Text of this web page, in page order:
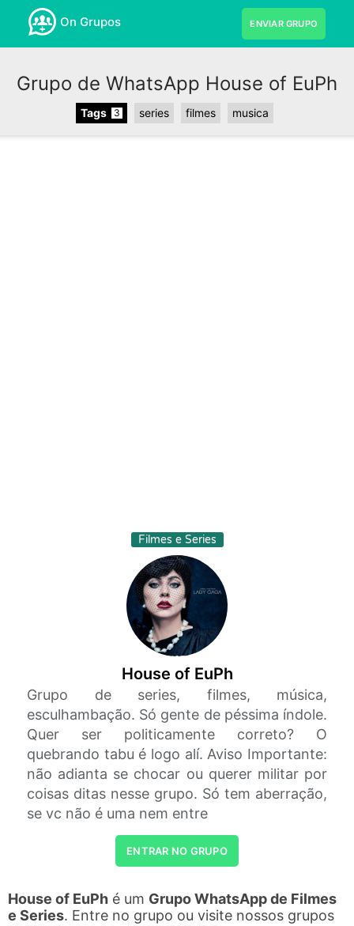
On Grupos ENVIAR GRUPO
Grupo de WhatsApp House of EuPh
Tags 3 series filmes musica
Filmes e Series
House of EuPh
Grupo de series, filmes, música,
esculhambação. Só gente de péssima índole.
Quer ser politicamente correto? O
quebrando tabu é logo alí. Aviso Importante:
não adianta se chocar ou querer militar por
coisas ditas nesse grupo. Só tem aberração,
se vc não é uma nem entre
ENTRAR NO GRUPO
House of EuPh é um Grupo WhatsApp de Filmes
e Series. Entre no grupo ou visite nossos grupos